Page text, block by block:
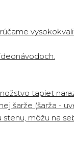
tapiet
šarže (šarža -
môžu na